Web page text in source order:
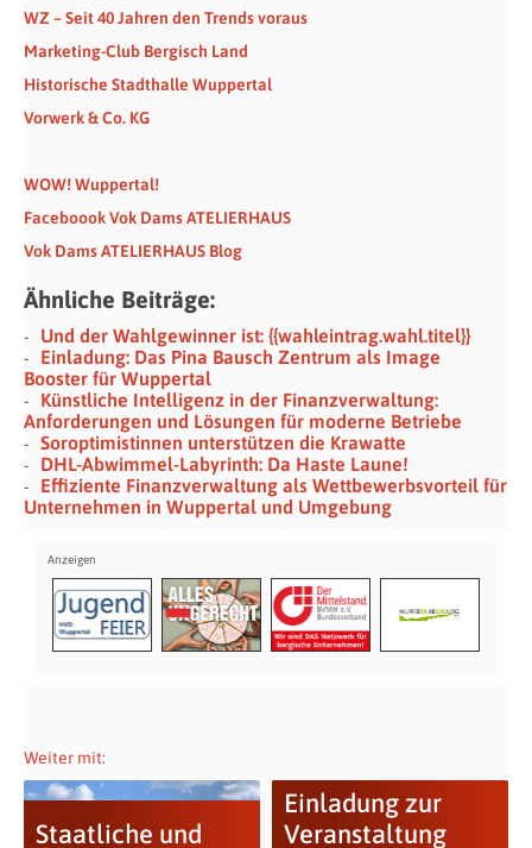
WZ – Seit 40 Jahren den Trends voraus
Marketing-Club Bergisch Land
Historische Stadthalle Wuppertal
Vorwerk & Co. KG
WOW! Wuppertal!
Faceboook Vok Dams ATELIERHAUS
Vok Dams ATELIERHAUS Blog
Ähnliche Beiträge:
Und der Wahlgewinner ist: {{wahleintrag.wahl.titel}}
Einladung: Das Pina Bausch Zentrum als Image
Booster für Wuppertal
Künstliche Intelligenz in der Finanzverwaltung:
Anforderungen und Lösungen für moderne Betriebe
Soroptimistinnen unterstützen die Krawatte
DHL-Abwimmel-Labyrinth: Da Haste Laune!
Effiziente Finanzverwaltung als Wettbewerbsvorteil für
Unternehmen in Wuppertal und Umgebung
Weiter mit:
Staatliche und
Einladung zur
Veranstaltung